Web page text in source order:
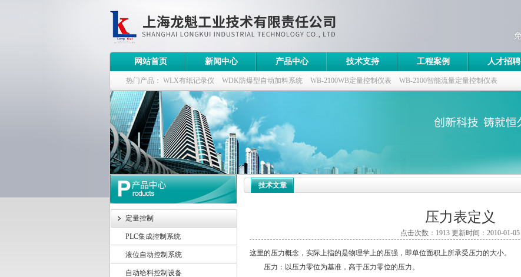
网站首页 新闻中心 产品中心 技术支持 工程案例 人才招聘
热门产品： WLX有纸记录仪 WDK防爆型自动加料系统 WB-2100WB定量控制仪表 WB-2100智能流量定量控制仪表
WDK流量定量控制柜 WB-2100定量装车控制仪
定量控制
PLC集成控制系统
液位自动控制系统
自动给料控制设备
技术文章
压力表定义
点击次数：1913 更新时间：2010-01-05
这里的压力概念，实际上指的是物理学上的压强，即单位面积上所承受压力的大小。
压力：以压力零位为基准，高于压力零位的压力。